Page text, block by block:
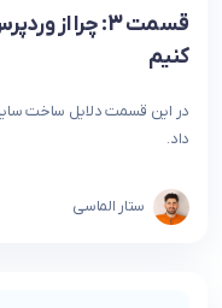
قسمت 3: چرا
کنیم
در این قسمت دلایل ساخت
داد.
ستار الماسی